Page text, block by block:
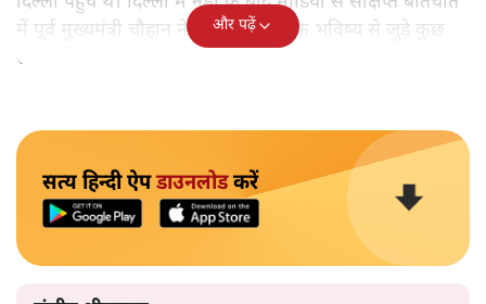
में पूर्व मुख्यमंत्री चौहान ने अपने राजनीतिक भविष्य से जुड़े कुछ
संकेत मीडिया को स्वयं ही दे दिये हैं।
और पढ़ें
सत्य हिन्दी ऐपडाउनलोडकरें